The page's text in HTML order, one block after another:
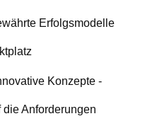
Erfolgsmodelle
Konzepte -
Anforderungen